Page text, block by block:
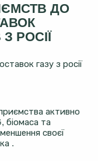
ДО
РОСІЇ
газу з росії
активно
біомаса та
своєї
.